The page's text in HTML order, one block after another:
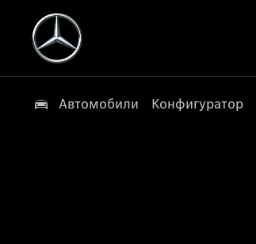
Автомобили Конфигуратор